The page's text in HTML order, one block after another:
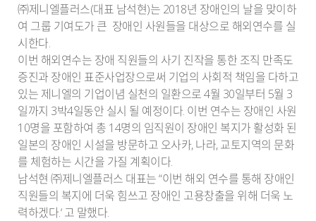
㈜제니엘플러스(대표 남석현)는 2018년 장애인의 날을 맞이하
여 그룹 기여도가 큰 장애인 사원들을 대상으로 해외연수를 실
시한다.
이번 해외연수는 장애 직원들의 사기 진작을 통한 조직 만족도
증진과 장애인 표준사업장으로써 기업의 사회적 책임을 다하고
있는 제니엘의 기업이념 실천의 일환으로 4월 30일부터 5월 3
일까지 3박4일동안 실시 될 예정이다. 이번 연수는 장애인 사원
10명을 포함하여 총 14명의 임직원이 장애인 복지가 활성화 된
일본의 장애인 시설을 방문하고 오사카, 나라, 교토지역의 문화
를 체험하는 시간을 가질 계획이다.
남석현 ㈜제니엘플러스 대표는 “이번 해외 연수를 통해 장애인
직원들의 복지에 더욱 힘쓰고 장애인 고용창출을 위해 더욱 노
력하겠다.‘ 고 말했다.